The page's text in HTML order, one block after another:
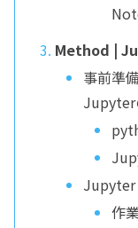
Method |
事前準
Jupyter
Jupyter
作